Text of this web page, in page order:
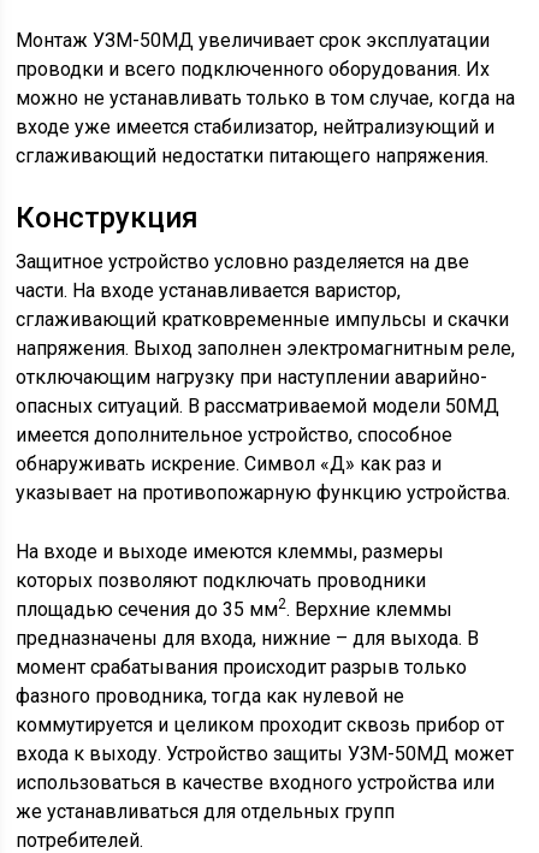
Монтаж УЗМ-50МД увеличивает срок эксплуатации
проводки и всего подключенного оборудования. Их
можно не устанавливать только в том случае, когда на
входе уже имеется стабилизатор, нейтрализующий и
сглаживающий недостатки питающего напряжения.
Конструкция
Защитное устройство условно разделяется на две
части. На входе устанавливается варистор,
сглаживающий кратковременные импульсы и скачки
напряжения. Выход заполнен электромагнитным реле,
отключающим нагрузку при наступлении аварийно-
опасных ситуаций. В рассматриваемой модели 50МД
имеется дополнительное устройство, способное
обнаруживать искрение. Символ «Д» как раз и
указывает на противопожарную функцию устройства.
На входе и выходе имеются клеммы, размеры
которых позволяют подключать проводники
площадью сечения до 35 мм2. Верхние клеммы
предназначены для входа, нижние – для выхода. В
момент срабатывания происходит разрыв только
фазного проводника, тогда как нулевой не
коммутируется и целиком проходит сквозь прибор от
входа к выходу. Устройство защиты УЗМ-50МД может
использоваться в качестве входного устройства или
же устанавливаться для отдельных групп
потребителей.